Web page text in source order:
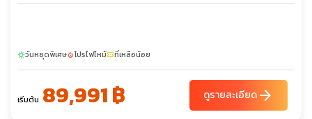
sunnyวันหยุดพิเศษlocal_fire_departmentโปรไฟไหม้confirmation_numberที่เหลือน้อย
เริ่มต้น 89,991 ฿ ดูรายละเอียดarrow_forward